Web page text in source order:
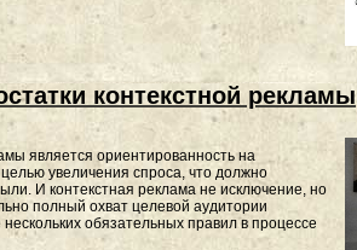
контекстной рекламы
является ориентированность на
увеличения спроса, что должно
И контекстная реклама не исключение, но
полный охват целевой аудитории
обязательных правил в процессе